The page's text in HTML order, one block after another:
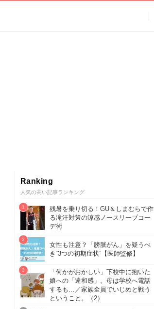
Ranking
人気の高い記事ランキング
残暑を乗り切る！GU＆しまむらで作
る滝汗対策の涼感ノースリーブコー
デ術
女性も注意？「膀胱がん」を疑うべ
き“3つの初期症状”【医師監修】
「何かがおかしい」下校中に抱いた
娘への「違和感」。母は学校へ電話
するも…／家族全員でいじめと戦う
ということ。（2）